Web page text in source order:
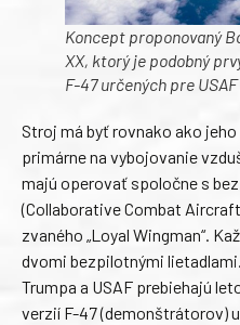
Koncept proponovaný
XX, ktorý je podobný
F-47 určených pre USAF
Stroj má byť rovnako ako
primárne na vybojovanie
majú operovať spoločne s
(Collaborative Combat
zvaného „Loyal Wingman“.
dvomi bezpilotnými
Trumpa a USAF prebiehajú
verzií F-47 (demonštrátorov)